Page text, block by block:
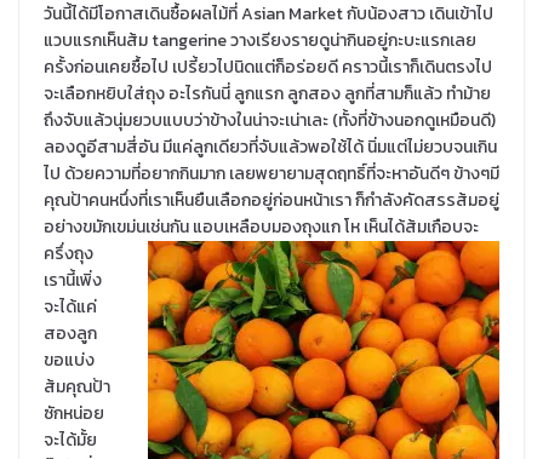
วันนี้ได้มีโอกาสเดินซื้อผลไม้ที่ Asian Market กับน้องสาว เดินเข้าไป
แวบแรกเห็นส้ม tangerine วางเรียงรายดูน่ากินอยู่กะบะแรกเลย
ครั้งก่อนเคยซื้อไป เปรี้ยวไปนิดแต่ก็อร่อยดี คราวนี้เราก็เดินตรงไป
จะเลือกหยิบใส่ถุง อะไรกันนี่ ลูกแรก ลูกสอง ลูกที่สามก็แล้ว ทำม้าย
ถึงจับแล้วนุ่มยวบแบบว่าข้างในน่าจะเน่าเละ (ทั้งที่ข้างนอกดูเหมือนดี)
ลองดูอีสามสี่อัน มีแค่ลูกเดียวที่จับแล้วพอใช้ได้ นิ่มแต่ไม่ยวบจนเกิน
ไป ด้วยความที่อยากกินมาก เลยพยายามสุดฤทธิ์ที่จะหาอันดีๆ ข้างๆมี
คุณป้าคนหนึ่งที่เราเห็นยืนเลือกอยู่ก่อนหน้าเรา ก็กำลังคัดสรรส้มอยู่
อย่างขมักเขม่นเช่นกัน แอบเหลือบมองถุงแก โห เห็นได้ส้มเกือบจะ
ครึ่งถุง
เรานี้เพิ่ง
จะได้แค่
สองลูก
ขอแบ่ง
ส้มคุณป้า
ซักหน่อย
จะได้มั้ย